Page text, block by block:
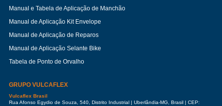
Manual e Tabela de Aplicação de Manchão
Manual de Aplicação Kit Envelope
Manual de Aplicação de Reparos
Manual de Aplicação Selante Bike
Tabela de Ponto de Orvalho
GRUPO VULCAFLEX
Vulcaflex Brasil
Rua Afonso Egydio de Souza, 540, Distrito Industrial | Uberlândia-MG, Brasil | CEP: